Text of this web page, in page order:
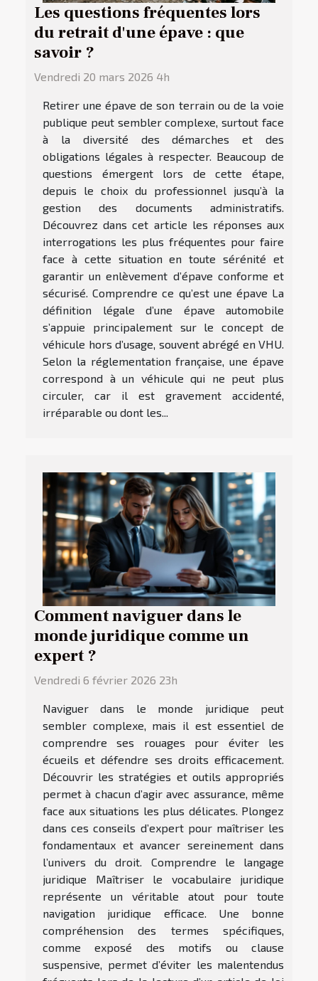
Les questions fréquentes lors
du retrait d'une épave : que
savoir ?
Vendredi 20 mars 2026 4h
Retirer une épave de son terrain ou de la voie
publique peut sembler complexe, surtout face
à la diversité des démarches et des
obligations légales à respecter. Beaucoup de
questions émergent lors de cette étape,
depuis le choix du professionnel jusqu’à la
gestion des documents administratifs.
Découvrez dans cet article les réponses aux
interrogations les plus fréquentes pour faire
face à cette situation en toute sérénité et
garantir un enlèvement d’épave conforme et
sécurisé. Comprendre ce qu’est une épave La
définition légale d’une épave automobile
s’appuie principalement sur le concept de
véhicule hors d’usage, souvent abrégé en VHU.
Selon la réglementation française, une épave
correspond à un véhicule qui ne peut plus
circuler, car il est gravement accidenté,
irréparable ou dont les...
Comment naviguer dans le
monde juridique comme un
expert ?
Vendredi 6 février 2026 23h
Naviguer dans le monde juridique peut
sembler complexe, mais il est essentiel de
comprendre ses rouages pour éviter les
écueils et défendre ses droits efficacement.
Découvrir les stratégies et outils appropriés
permet à chacun d’agir avec assurance, même
face aux situations les plus délicates. Plongez
dans ces conseils d’expert pour maîtriser les
fondamentaux et avancer sereinement dans
l’univers du droit. Comprendre le langage
juridique Maîtriser le vocabulaire juridique
représente un véritable atout pour toute
navigation juridique efficace. Une bonne
compréhension des termes spécifiques,
comme exposé des motifs ou clause
suspensive, permet d’éviter les malentendus